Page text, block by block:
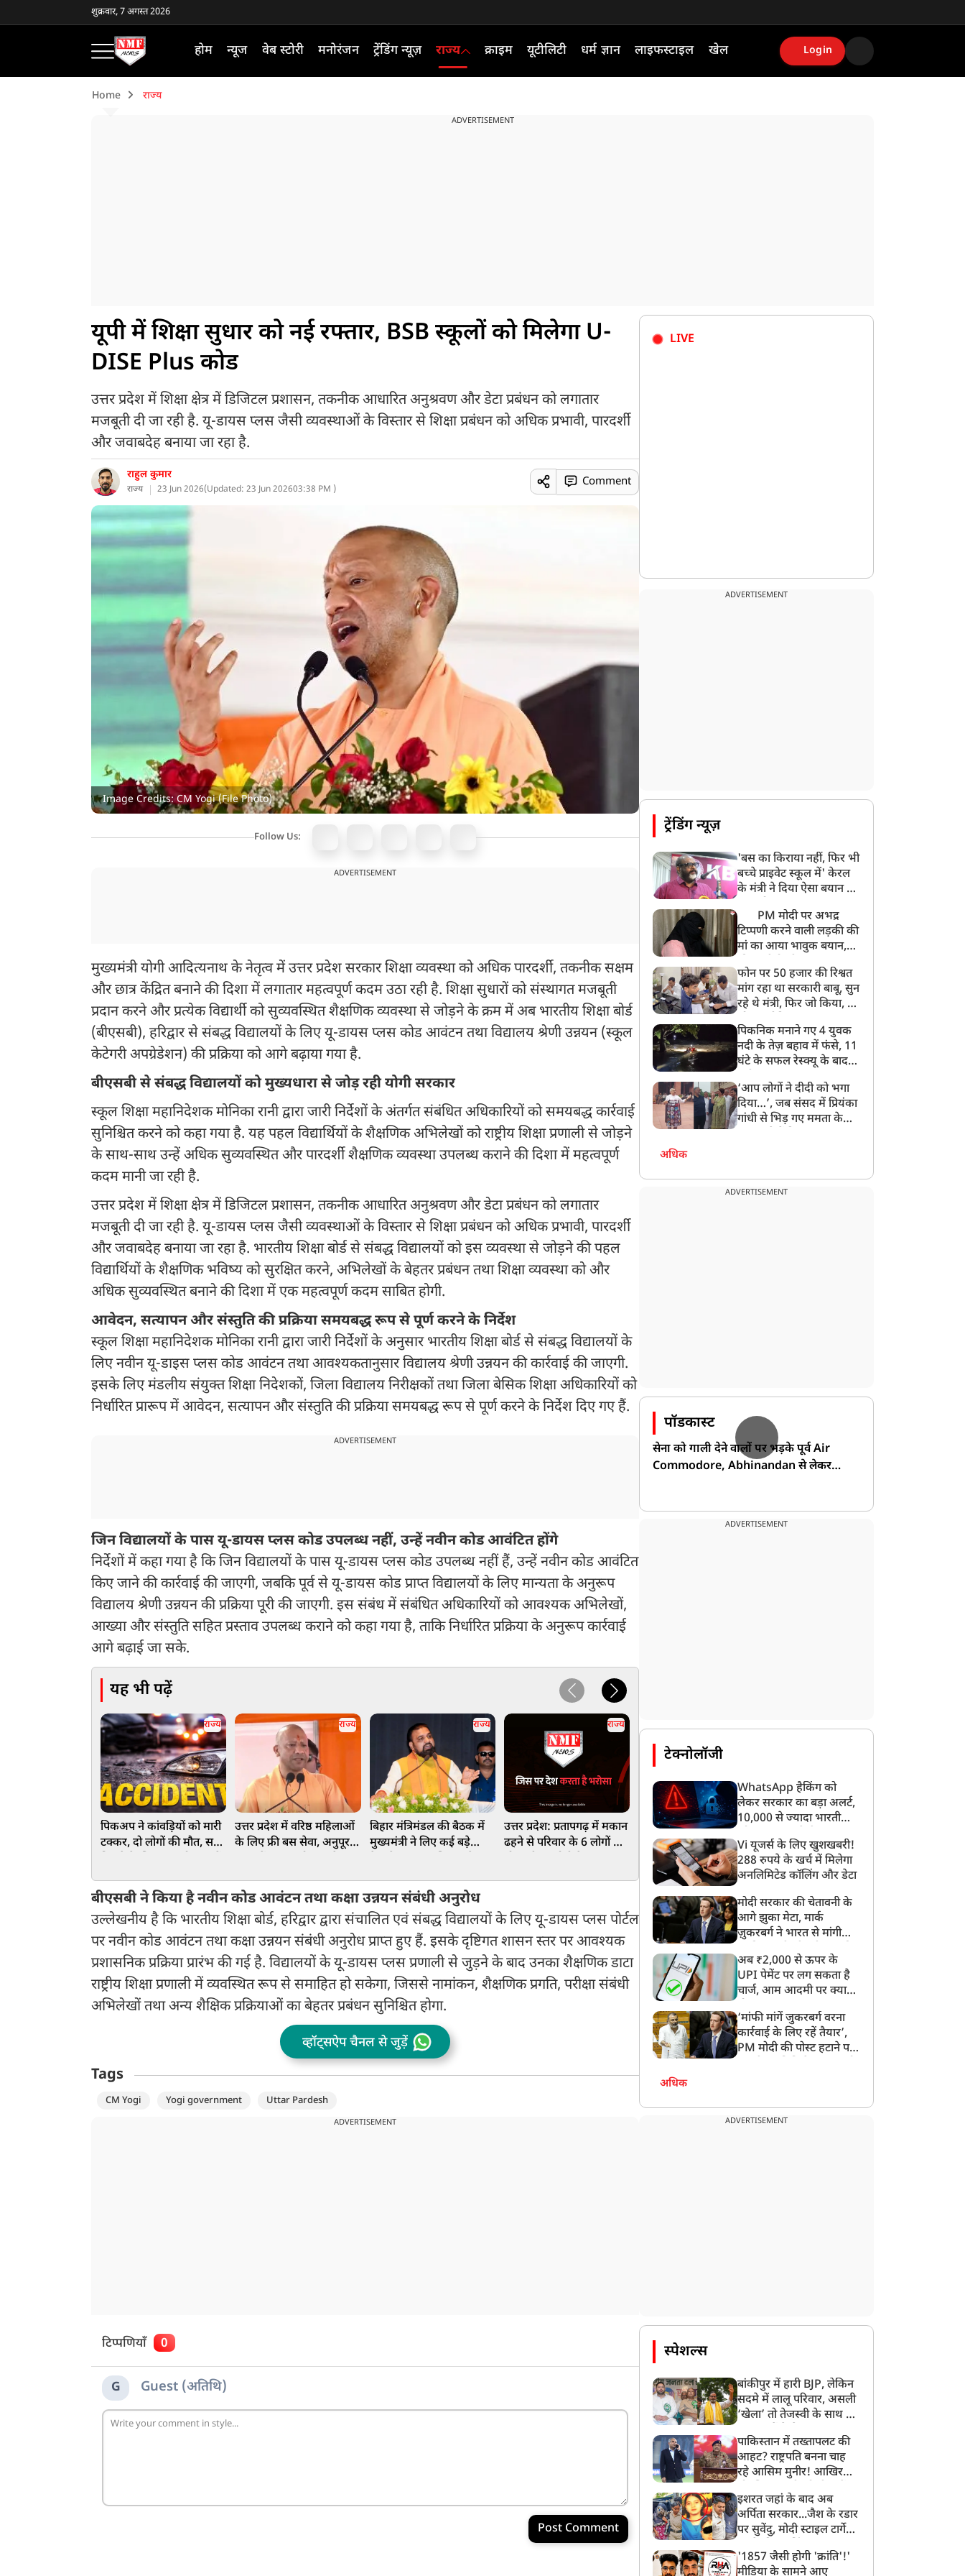
शुक्रवार, 7 अगस्त 2026
होम न्यूज वेब स्टोरी मनोरंजन ट्रेंडिंग न्यूज़ राज्य क्राइम यूटीलिटी धर्म ज्ञान लाइफस्टाइल खेल Login
Home राज्य
ADVERTISEMENT
यूपी में शिक्षा सुधार को नई रफ्तार, BSB स्कूलों को मिलेगा U-
DISE Plus कोड
उत्तर प्रदेश में शिक्षा क्षेत्र में डिजिटल प्रशासन, तकनीक आधारित अनुश्रवण और डेटा प्रबंधन को लगातार
मजबूती दी जा रही है. यू-डायस प्लस जैसी व्यवस्थाओं के विस्तार से शिक्षा प्रबंधन को अधिक प्रभावी, पारदर्शी
और जवाबदेह बनाया जा रहा है.
राहुल कुमार
राज्य 23 Jun 2026(Updated: 23 Jun 202603:38 PM )
Comment
Image Credits: CM Yogi (File Photo)
Follow Us:
ADVERTISEMENT
मुख्यमंत्री योगी आदित्यनाथ के नेतृत्व में उत्तर प्रदेश सरकार शिक्षा व्यवस्था को अधिक पारदर्शी, तकनीक सक्षम
और छात्र केंद्रित बनाने की दिशा में लगातार महत्वपूर्ण कदम उठा रही है. शिक्षा सुधारों को संस्थागत मजबूती
प्रदान करने और प्रत्येक विद्यार्थी को सुव्यवस्थित शैक्षणिक व्यवस्था से जोड़ने के क्रम में अब भारतीय शिक्षा बोर्ड
(बीएसबी), हरिद्वार से संबद्ध विद्यालयों के लिए यू-डायस प्लस कोड आवंटन तथा विद्यालय श्रेणी उन्नयन (स्कूल
केटेगरी अपग्रेडेशन) की प्रक्रिया को आगे बढ़ाया गया है.
बीएसबी से संबद्ध विद्यालयों को मुख्यधारा से जोड़ रही योगी सरकार
स्कूल शिक्षा महानिदेशक मोनिका रानी द्वारा जारी निर्देशों के अंतर्गत संबंधित अधिकारियों को समयबद्ध कार्रवाई
सुनिश्चित करने को कहा गया है. यह पहल विद्यार्थियों के शैक्षणिक अभिलेखों को राष्ट्रीय शिक्षा प्रणाली से जोड़ने
के साथ-साथ उन्हें अधिक सुव्यवस्थित और पारदर्शी शैक्षणिक व्यवस्था उपलब्ध कराने की दिशा में महत्वपूर्ण
कदम मानी जा रही है.
उत्तर प्रदेश में शिक्षा क्षेत्र में डिजिटल प्रशासन, तकनीक आधारित अनुश्रवण और डेटा प्रबंधन को लगातार
मजबूती दी जा रही है. यू-डायस प्लस जैसी व्यवस्थाओं के विस्तार से शिक्षा प्रबंधन को अधिक प्रभावी, पारदर्शी
और जवाबदेह बनाया जा रहा है. भारतीय शिक्षा बोर्ड से संबद्ध विद्यालयों को इस व्यवस्था से जोड़ने की पहल
विद्यार्थियों के शैक्षणिक भविष्य को सुरक्षित करने, अभिलेखों के बेहतर प्रबंधन तथा शिक्षा व्यवस्था को और
अधिक सुव्यवस्थित बनाने की दिशा में एक महत्वपूर्ण कदम साबित होगी.
आवेदन, सत्यापन और संस्तुति की प्रक्रिया समयबद्ध रूप से पूर्ण करने के निर्देश
स्कूल शिक्षा महानिदेशक मोनिका रानी द्वारा जारी निर्देशों के अनुसार भारतीय शिक्षा बोर्ड से संबद्ध विद्यालयों के
लिए नवीन यू-डाइस प्लस कोड आवंटन तथा आवश्यकतानुसार विद्यालय श्रेणी उन्नयन की कार्रवाई की जाएगी.
इसके लिए मंडलीय संयुक्त शिक्षा निदेशकों, जिला विद्यालय निरीक्षकों तथा जिला बेसिक शिक्षा अधिकारियों को
निर्धारित प्रारूप में आवेदन, सत्यापन और संस्तुति की प्रक्रिया समयबद्ध रूप से पूर्ण करने के निर्देश दिए गए हैं.
ADVERTISEMENT
जिन विद्यालयों के पास यू-डायस प्लस कोड उपलब्ध नहीं, उन्हें नवीन कोड आवंटित होंगे
निर्देशों में कहा गया है कि जिन विद्यालयों के पास यू-डायस प्लस कोड उपलब्ध नहीं हैं, उन्हें नवीन कोड आवंटित
किए जाने की कार्रवाई की जाएगी, जबकि पूर्व से यू-डायस कोड प्राप्त विद्यालयों के लिए मान्यता के अनुरूप
विद्यालय श्रेणी उन्नयन की प्रक्रिया पूरी की जाएगी. इस संबंध में संबंधित अधिकारियों को आवश्यक अभिलेखों,
आख्या और संस्तुति सहित प्रस्ताव उपलब्ध कराने को कहा गया है, ताकि निर्धारित प्रक्रिया के अनुरूप कार्रवाई
आगे बढ़ाई जा सके.
यह भी पढ़ें
राज्य
पिकअप ने कांवड़ियों को मारी
टक्कर, दो लोगों की मौत, सबूत
राज्य
उत्तर प्रदेश में वरिष्ठ महिलाओं
के लिए फ्री बस सेवा, अनुपूरक
राज्य
बिहार मंत्रिमंडल की बैठक में
मुख्यमंत्री ने लिए कई बड़े
राज्य
उत्तर प्रदेश: प्रतापगढ़ में मकान
ढहने से परिवार के 6 लोगों की
माफिया अतीक के बेटे अबान
अहमद की सड़क हादसे में
मौत, जेल में बंद भाई से मिलने
जा रहा था, बेकाबू हुई कार
उत्तराखंड के सीमांत क्षेत्रों तक
होगा NCC का विस्तार, सीएम
धामी ने दिया सहयोग का
भरोसा
बीएसबी ने किया है नवीन कोड आवंटन तथा कक्षा उन्नयन संबंधी अनुरोध
उल्लेखनीय है कि भारतीय शिक्षा बोर्ड, हरिद्वार द्वारा संचालित एवं संबद्ध विद्यालयों के लिए यू-डायस प्लस पोर्टल
पर नवीन कोड आवंटन तथा कक्षा उन्नयन संबंधी अनुरोध प्राप्त हुए हैं. इसके दृष्टिगत शासन स्तर पर आवश्यक
प्रशासनिक प्रक्रिया प्रारंभ की गई है. विद्यालयों के यू-डायस प्लस प्रणाली से जुड़ने के बाद उनका शैक्षणिक डाटा
राष्ट्रीय शिक्षा प्रणाली में व्यवस्थित रूप से समाहित हो सकेगा, जिससे नामांकन, शैक्षणिक प्रगति, परीक्षा संबंधी
अभिलेखों तथा अन्य शैक्षिक प्रक्रियाओं का बेहतर प्रबंधन सुनिश्चित होगा.
व्हॉट्सऐप चैनल से जुड़ें
Tags
CM Yogi Yogi government Uttar Pardesh
ADVERTISEMENT
टिप्पणियाँ 0
G Guest (अतिथि)
Post Comment
LIVE
ADVERTISEMENT
ट्रेंडिंग न्यूज़
'बस का किराया नहीं, फिर भी
बच्चे प्राइवेट स्कूल में' केरल
के मंत्री ने दिया ऐसा बयान की
PM मोदी पर अभद्र
टिप्पणी करने वाली लड़की की
मां का आया भावुक बयान,
बेटी को गोद लें प्रधानमंत्री
फोन पर 50 हजार की रिश्वत
मांग रहा था सरकारी बाबू, सुन
रहे थे मंत्री, फिर जो किया, वो
पिकनिक मनाने गए 4 युवक
नदी के तेज़ बहाव में फंसे, 11
घंटे के सफल रेस्क्यू के बाद
‘आप लोगों ने दीदी को भगा
दिया…’, जब संसद में प्रियंका
गांधी से भिड़ गए ममता के
अधिक
ADVERTISEMENT
पॉडकास्ट
सेना को गाली देने वालों पर भड़के पूर्व Air
Commodore, Abhinandan से लेकर
ADVERTISEMENT
टेक्नोलॉजी
WhatsApp हैकिंग को
लेकर सरकार का बड़ा अलर्ट,
10,000 से ज्यादा भारतीयों
गया
Vi यूजर्स के लिए खुशखबरी!
288 रुपये के खर्च में मिलेगा
अनलिमिटेड कॉलिंग और डेटा
मोदी सरकार की चेतावनी के
आगे झुका मेटा, मार्क
ज़ुकरबर्ग ने भारत से मांगी
अब ₹2,000 से ऊपर के
UPI पेमेंट पर लग सकता है
चार्ज, आम आदमी पर क्या
‘मांफी मांगें जुकरबर्ग वरना
कार्रवाई के लिए रहें तैयार’,
PM मोदी की पोस्ट हटाने पर
अधिक
ADVERTISEMENT
स्पेशल्स
बांकीपुर में हारी BJP, लेकिन
सदमे में लालू परिवार, असली
‘खेला’ तो तेजस्वी के साथ हो
पाकिस्तान में तख्तापलट की
आहट? राष्ट्रपति बनना चाह
रहे आसिम मुनीर! आखिर
बनाया मोहरा?
इशरत जहां के बाद अब
अर्पिता सरकार...जैश के रडार
पर सुवेंदु, मोदी स्टाइल टार्गेट
बड़ा एक्शन!
'1857 जैसी होगी 'क्रांति'!'
मीडिया के सामने आए